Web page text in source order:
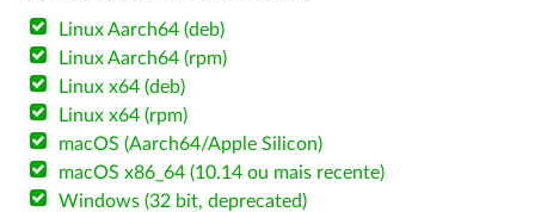
Linux Aarch64 (deb)
Linux Aarch64 (rpm)
Linux x64 (deb)
Linux x64 (rpm)
macOS (Aarch64/Apple Silicon)
macOS x86_64 (10.14 ou mais recente)
Windows (32 bit, deprecated)